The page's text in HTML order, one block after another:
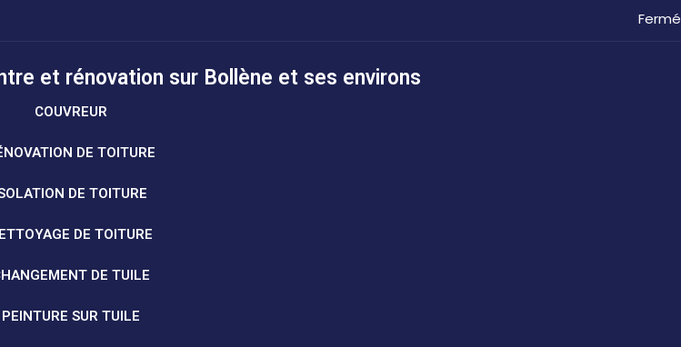
Fermé
et rénovation sur Bollène et ses environs
COUVREUR
DE TOITURE
DE TOITURE
DE TOITURE
DE TUILE
PEINTURE SUR TUILE